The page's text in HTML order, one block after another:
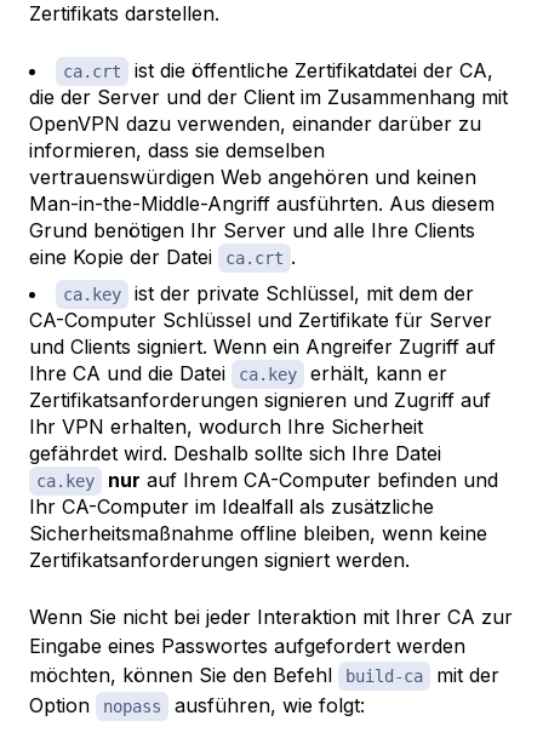
Zertifikats darstellen.
ca.crt
ist die öffentliche Zertifikatdatei der CA,
die der Server und der Client im Zusammenhang mit
OpenVPN dazu verwenden, einander darüber zu
informieren, dass sie demselben
vertrauenswürdigen Web angehören und keinen
Man-in-the-Middle-Angriff ausführten. Aus diesem
Grund benötigen Ihr Server und alle Ihre Clients
eine Kopie der Datei
ca.crt .
ca.key
ist der private Schlüssel, mit dem der
CA-Computer Schlüssel und Zertifikate für Server
und Clients signiert. Wenn ein Angreifer Zugriff auf
Ihre CA und die Datei
ca.key
erhält, kann er
Zertifikatsanforderungen signieren und Zugriff auf
Ihr VPN erhalten, wodurch Ihre Sicherheit
gefährdet wird. Deshalb sollte sich Ihre Datei
ca.key nur auf Ihrem CA-Computer befinden und
Ihr CA-Computer im Idealfall als zusätzliche
Sicherheitsmaßnahme offline bleiben, wenn keine
Zertifikatsanforderungen signiert werden.
Wenn Sie nicht bei jeder Interaktion mit Ihrer CA zur
Eingabe eines Passwortes aufgefordert werden
möchten, können Sie den Befehl
build-ca
mit der
Option
nopass ausführen, wie folgt: